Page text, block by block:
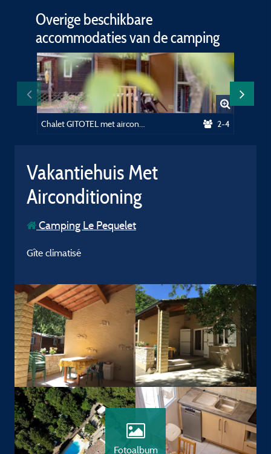
Overige beschikbare
accommodaties van de camping
2-4
Vakantiehuis Met
Airconditioning
Camping Le Pequelet
Gîte climatisé
Fotoalbum